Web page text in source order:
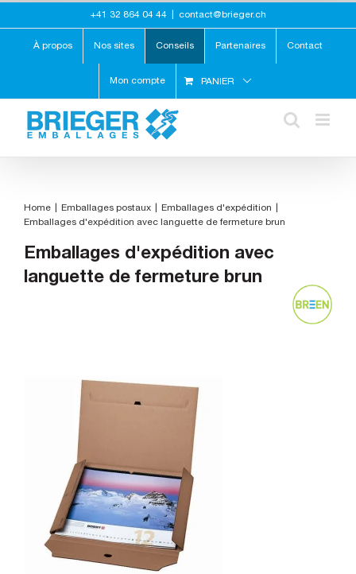
content
+41 32 864 04 44 contact@brieger.ch
À propos Nos sites Conseils Partenaires Contact
Mon compte PANIER
Home Emballages postaux
Emballages d'expédition
Emballages d'expédition avec languette de fermeture brun
Emballages d'expédition avec
languette de fermeture brun